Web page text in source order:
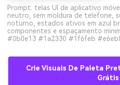
Prompt: telas UI de aplicativo
neutro, sem moldura de telefone,
noturno, estados ativos em azul
componentes e espaçamento
#0b0e13 #1a2330 #1f6feb
Crie Visuais De Paleta
Grátis